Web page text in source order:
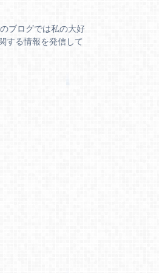
ブログでは私の大好
する情報を発信して